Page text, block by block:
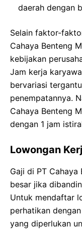
daerah dengan
Selain faktor-
Cahaya Benteng
kebijakan
Jam kerja
bervariasi
penempatannya.
Cahaya Benteng
dengan 1 jam
Lowongan
Gaji di PT
besar jika
Untuk mendaftar
perhatikan
yang diperlukan